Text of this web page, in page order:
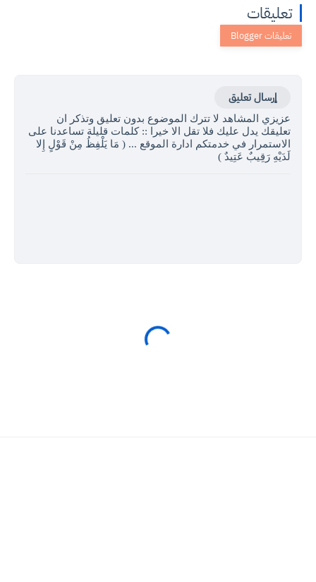
تعليقات
إرسال تعليق
عزيزي المشاهد لا تترك الموضوع بدون تعليق وتذكر ان
تعليقك يدل عليك فلا تقل الا خيرا :: كلمات قليلة تساعدنا على
الاستمرار في خدمتكم ادارة الموقع ... ( مَا يَلْفِظُ مِنْ قَوْلٍ إِلا
لَدَيْهِ رَقِيبٌ عَتِيدٌ )